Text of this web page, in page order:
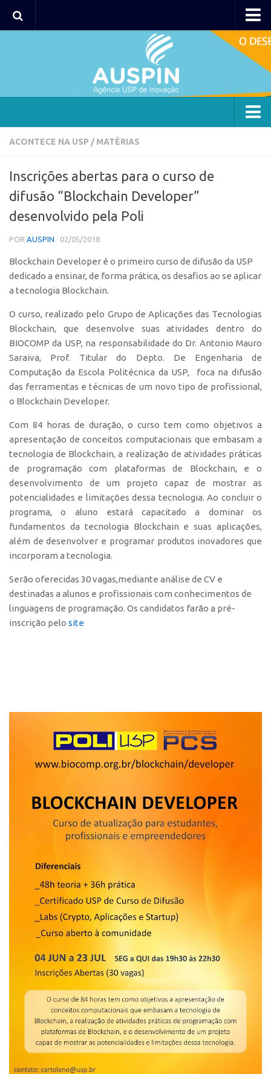
Agência
Coordenação
Polos
Polo Capital
Polo Lorena
Polo Ribeirão Preto
Polo São Carlos
Bolsa Empreendedorismo
Bolsa Startup USP
PGI-USP
Conexão USP
Conexão Inter-USP
Leis e Normas
Portal do Inventor
Inteligência Competitiva
Editais
Pesquisa na USP
EMBRAPIIs
CEPIDs
CEPIX
CPEs
PRPI/USP
Premiações
Edição 2025
Edição 2019
Edição 2017
Inovação em Números
Propriedade Intelectual
Formas de Proteção
Patentes
Marcas
Desenho Industrial
Buscar Anterioridade
Como solicitar
Portal do Inventor
VPI – Vocação para Inovação
ACONTECE NA USP / MATÉRIAS
Inscrições abertas para o curso de
difusão “Blockchain Developer”
desenvolvido pela Poli
POR AUSPIN · 02/05/2018
Blockchain Developer é o primeiro curso de difusão da USP
dedicado a ensinar, de forma prática, os desafios ao se aplicar
a tecnologia Blockchain.
O curso, realizado pelo Grupo de Aplicações das Tecnologias
Blockchain, que desenvolve suas atividades dentro do
BIOCOMP da USP, na responsabilidade do Dr. Antonio Mauro
Saraiva, Prof. Titular do Depto. De Engenharia de
Computação da Escola Politécnica da USP, foca na difusão
das ferramentas e técnicas de um novo tipo de profissional,
o Blockchain Developer.
Com 84 horas de duração, o curso tem como objetivos a
apresentação de conceitos computacionais que embasam a
tecnologia de Blockchain, a realização de atividades práticas
de programação com plataformas de Blockchain, e o
desenvolvimento de um projeto capaz de mostrar as
potencialidades e limitações dessa tecnologia. Ao concluir o
programa, o aluno estará capacitado a dominar os
fundamentos da tecnologia Blockchain e suas aplicações,
além de desenvolver e programar produtos inovadores que
incorporam a tecnologia.
Serão oferecidas 30 vagas,mediante análise de CV e
destinadas a alunos e profissionais com conhecimentos de
linguagens de programação. Os candidatos farão a pré-
inscrição pelo site